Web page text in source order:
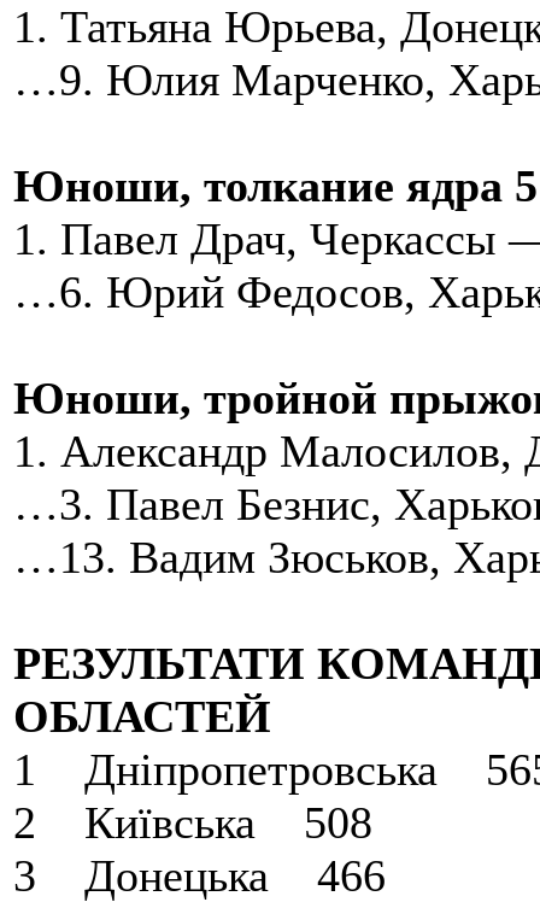
1. Татьяна Юрьева,
…9. Юлия Марченко,
Юноши, толкание ядра
1. Павел Драч, Черкассы
…6. Юрий Федосов,
Юноши, тройной
1. Александр
…3. Павел Безнис,
…13. Вадим Зюськов,
РЕЗУЛЬТАТИ
ОБЛАСТЕЙ
1 Днiпропетровська
2 Київська 508
3 Донецька 466